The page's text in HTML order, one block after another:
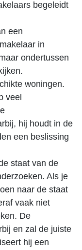
begeleidt
een
in
ondertussen
woningen.
veel
hij houdt in de
een beslissing
staat van de
Als je
naar de staat
vaak niet
De
en zal de juiste
hij een